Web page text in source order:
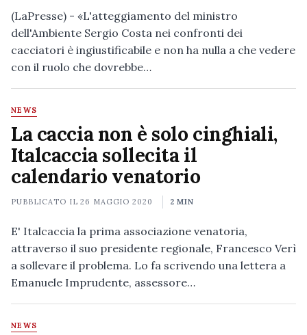
(LaPresse) - «L'atteggiamento del ministro
dell'Ambiente Sergio Costa nei confronti dei
cacciatori è ingiustificabile e non ha nulla a che vedere
con il ruolo che dovrebbe…
NEWS
La caccia non è solo cinghiali,
Italcaccia sollecita il
calendario venatorio
PUBBLICATO IL26 MAGGIO 2020 2 MIN
E' Italcaccia la prima associazione venatoria,
attraverso il suo presidente regionale, Francesco Verì
a sollevare il problema. Lo fa scrivendo una lettera a
Emanuele Imprudente, assessore…
NEWS